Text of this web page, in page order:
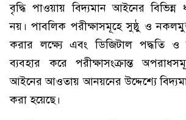
বৃদ্ধি পাওয়ায় বিদ্যমান আইনের
নয়। পাবলিক পরীক্ষাসমূহে সুষ্ঠু ও
করার লক্ষ্যে এবং ডিজিটাল পদ্ধতি ও
ব্যবহার করে পরীক্ষাসংক্রান্ত
আইনের আওতায় আনয়নের উদ্দেশ্যে
করা হয়েছে।